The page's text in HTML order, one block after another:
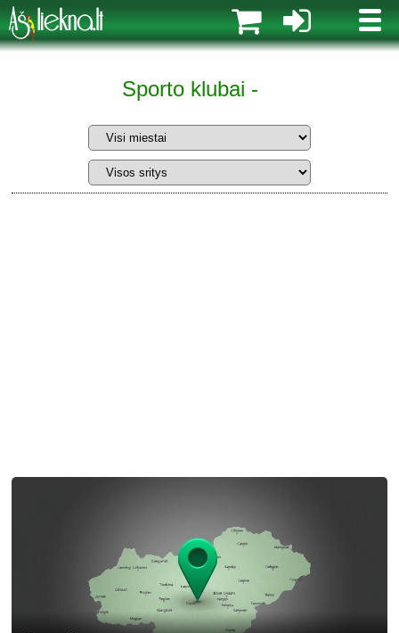
MENIU
Sporto klubai -